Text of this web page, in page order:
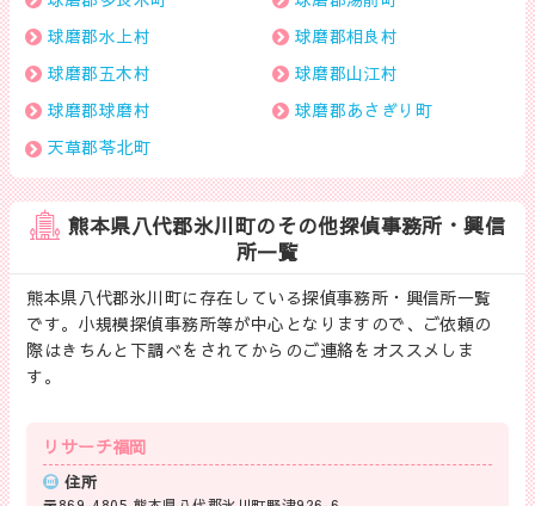
球磨郡水上村
球磨郡相良村
球磨郡五木村
球磨郡山江村
球磨郡球磨村
球磨郡あさぎり町
天草郡苓北町
熊本県八代郡氷川町のその他探偵事務所・興信
所一覧
熊本県八代郡氷川町に存在している探偵事務所・興信所一覧
です。小規模探偵事務所等が中心となりますので、ご依頼の
際はきちんと下調べをされてからのご連絡をオススメしま
す。
リサーチ福岡
住所